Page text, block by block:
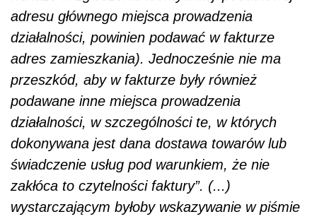
adresu głównego miejsca prowadzenia
działalności, powinien podawać w fakturze
adres zamieszkania). Jednocześnie nie ma
przeszkód, aby w fakturze były również
podawane inne miejsca prowadzenia
działalności, w szczególności te, w których
dokonywana jest dana dostawa towarów lub
świadczenie usług pod warunkiem, że nie
zakłóca to czytelności faktury”. (...)
wystarczającym byłoby wskazywanie w piśmie